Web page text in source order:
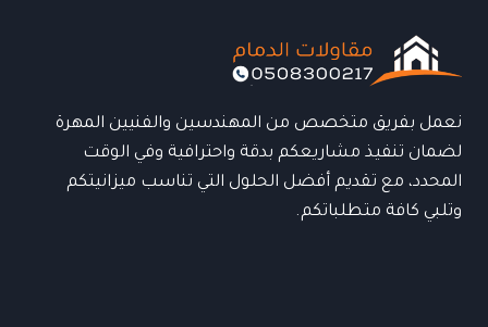
للعزل
والبناء
0508300217
نعمل بفريق متخصص من المهندسين والفنيين المهرة
لضمان تنفيذ مشاريعكم بدقة واحترافية وفي الوقت
المحدد، مع تقديم أفضل الحلول التي تناسب ميزانيتكم
وتلبي كافة متطلباتكم.